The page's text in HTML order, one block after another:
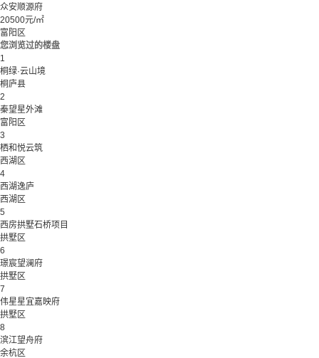
众安顺源府
20500元/㎡
富阳区
您浏览过的楼盘
1
桐绿·云山境
桐庐县
2
秦望星外滩
富阳区
3
栖和悦云筑
西湖区
4
西湖逸庐
西湖区
5
西房拱墅石桥项目
拱墅区
6
璟宸望澜府
拱墅区
7
伟星星宜嘉映府
拱墅区
8
滨江望舟府
余杭区